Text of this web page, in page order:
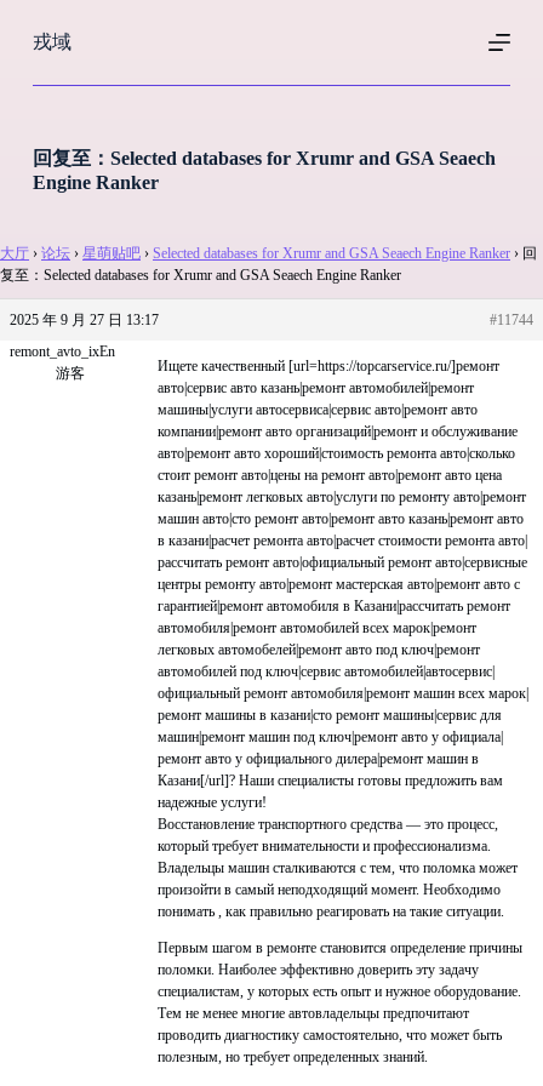
过
戎域
回复至：Selected databases for Xrumr and GSA Seaech
Engine Ranker
大厅 › 论坛 › 星萌贴吧 › Selected databases for Xrumr and GSA Seaech Engine Ranker › 回
复至：Selected databases for Xrumr and GSA Seaech Engine Ranker
2025 年 9 月 27 日 13:17
#11744
remont_avto_ixEn
游客
Ищете качественный [url=https://topcarservice.ru/]ремонт
авто|сервис авто казань|ремонт автомобилей|ремонт
машины|услуги автосервиса|сервис авто|ремонт авто
компании|ремонт авто организаций|ремонт и обслуживание
авто|ремонт авто хороший|стоимость ремонта авто|сколько
стоит ремонт авто|цены на ремонт авто|ремонт авто цена
казань|ремонт легковых авто|услуги по ремонту авто|ремонт
машин авто|сто ремонт авто|ремонт авто казань|ремонт авто
в казани|расчет ремонта авто|расчет стоимости ремонта авто|
рассчитать ремонт авто|официальный ремонт авто|сервисные
центры ремонту авто|ремонт мастерская авто|ремонт авто с
гарантией|ремонт автомобиля в Казани|рассчитать ремонт
автомобиля|ремонт автомобилей всех марок|ремонт
легковых автомобелей|ремонт авто под ключ|ремонт
автомобилей под ключ|сервис автомобилей|автосервис|
официальный ремонт автомобиля|ремонт машин всех марок|
ремонт машины в казани|сто ремонт машины|сервис для
машин|ремонт машин под ключ|ремонт авто у официала|
ремонт авто у официального дилера|ремонт машин в
Казани[/url]? Наши специалисты готовы предложить вам
надежные услуги!
Восстановление транспортного средства — это процесс,
который требует внимательности и профессионализма.
Владельцы машин сталкиваются с тем, что поломка может
произойти в самый неподходящий момент. Необходимо
понимать , как правильно реагировать на такие ситуации.
Первым шагом в ремонте становится определение причины
поломки. Наиболее эффективно доверить эту задачу
специалистам, у которых есть опыт и нужное оборудование.
Тем не менее многие автовладельцы предпочитают
проводить диагностику самостоятельно, что может быть
полезным, но требует определенных знаний.